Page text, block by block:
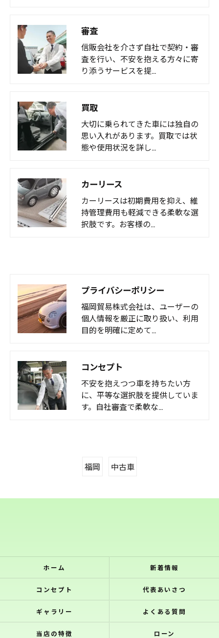
審査
信販会社を介さず自社で契約・審
査を行い、不安を抱える方々に寄
り添うサービスを提…
買取
大切に乗られてきた車には独自の
思い入れがあります。買取では状
態や使用状況を詳し…
カーリース
カーリースは初期費用を抑え、維
持管理費用も軽減できる柔軟な選
択肢です。お客様の…
プライバシーポリシー
福岡貿易株式会社は、ユーザーの
個人情報を厳正に取り扱い、利用
目的を明確に定めて…
コンセプト
不安を抱えつつ車を持ちたい方
に、平等な選択肢を提供していま
す。自社審査で柔軟な…
福岡 中古車
ホーム 新着情報
コンセプト 代表あいさつ
ギャラリー よくある質問
当店の特徴 ローン